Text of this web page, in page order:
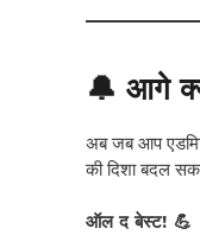
🔔 आगे
अब जब आप
की दिशा बदल
ऑल द बेस्ट! 💪